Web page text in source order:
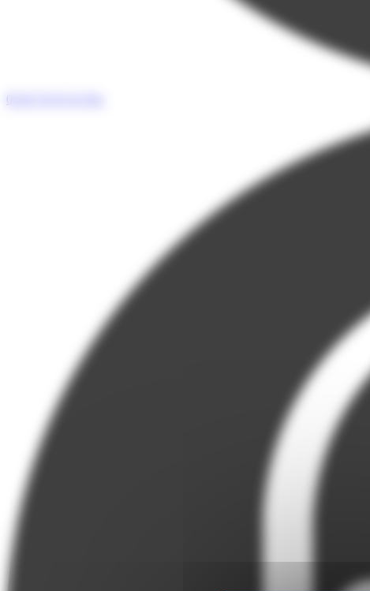
05 65 76 55 33